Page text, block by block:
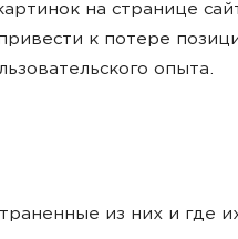
на странице
к потере
опыта.
из них и где